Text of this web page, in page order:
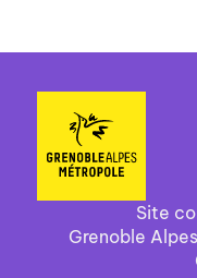
Site
Grenoble